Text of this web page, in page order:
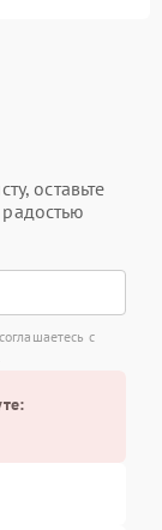
оставьте
с